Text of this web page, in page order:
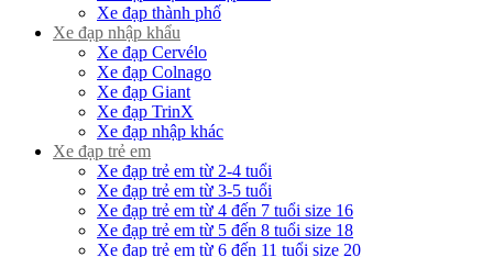
Xe đạp thành phố
Xe đạp nhập khẩu
Xe đạp Cervélo
Xe đạp Colnago
Xe đạp Giant
Xe đạp TrinX
Xe đạp nhập khác
Xe đạp trẻ em
Xe đạp trẻ em từ 2-4 tuổi
Xe đạp trẻ em từ 3-5 tuổi
Xe đạp trẻ em từ 4 đến 7 tuổi size 16
Xe đạp trẻ em từ 5 đến 8 tuổi size 18
Xe đạp trẻ em từ 6 đến 11 tuổi size 20